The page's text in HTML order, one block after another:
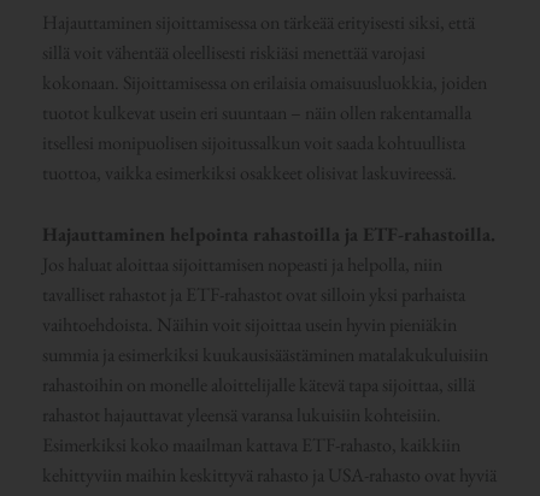
Hajauttaminen sijoittamisessa on tärkeää erityisesti siksi, että
sillä voit vähentää oleellisesti riskiäsi menettää varojasi
kokonaan. Sijoittamisessa on erilaisia omaisuusluokkia, joiden
tuotot kulkevat usein eri suuntaan – näin ollen rakentamalla
itsellesi monipuolisen sijoitussalkun voit saada kohtuullista
tuottoa, vaikka esimerkiksi osakkeet olisivat laskuvireessä.
Hajauttaminen helpointa rahastoilla ja ETF-rahastoilla.
Jos haluat aloittaa sijoittamisen nopeasti ja helpolla, niin
tavalliset rahastot ja ETF-rahastot ovat silloin yksi parhaista
vaihtoehdoista. Näihin voit sijoittaa usein hyvin pieniäkin
summia ja esimerkiksi kuukausisäästäminen matalakukuluisiin
rahastoihin on monelle aloittelijalle kätevä tapa sijoittaa, sillä
rahastot hajauttavat yleensä varansa lukuisiin kohteisiin.
Esimerkiksi koko maailman kattava ETF-rahasto, kaikkiin
kehittyviin maihin keskittyvä rahasto ja USA-rahasto ovat hyviä